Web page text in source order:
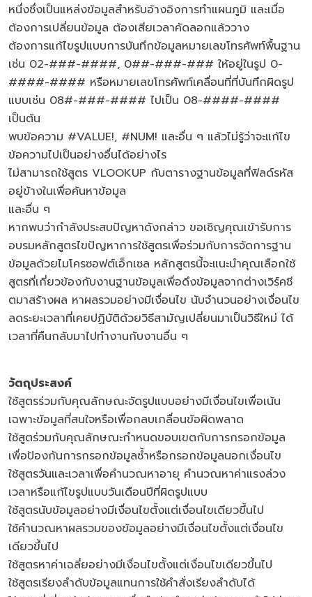
หนึ่งซึ่งเป็นแหล่งข้อมูลสำหรับอ้างอิงการทำแผนภูมิ และเมื่อ
ต้องการเปลี่ยนข้อมูล ต้องเสียเวลาคัดลอกแล้ววาง
ต้องการแก้ไขรูปแบบการบันทึกข้อมูลหมายเลขโทรศัพท์พื้นฐาน
เช่น 02-###-####, 0##-###-### ให้อยู่ในรูป 0-
####-#### หรือหมายเลขโทรศัพท์เคลื่อนที่ที่บันทึกผิดรูป
แบบเช่น 08#-###-#### ไปเป็น 08-####-####
เป็นต้น
พบข้อความ #VALUE!, #NUM! และอื่น ๆ แล้วไม่รู้ว่าจะแก้ไข
ข้อความไปเป็นอย่างอื่นได้อย่างไร
ไม่สามารถใช้สูตร VLOOKUP กับตารางฐานข้อมูลที่ฟิลด์รหัส
อยู่ข้างในเพื่อค้นหาข้อมูล
และอื่น ๆ
หากพบว่ากำลังประสบปัญหาดังกล่าว ขอเชิญคุณเข้ารับการ
อบรมหลักสูตรไขปัญหาการใช้สูตรเพื่อร่วมกับการจัดการฐาน
ข้อมูลด้วยไมโครซอฟต์เอ็กเซล หลักสูตรนี้จะแนะนำคุณเลือกใช้
สูตรที่เกี่ยวข้องกับงานฐานข้อมูลเพื่อดึงข้อมูลจากต่างเวิร์คชี
ตมาสร้างผล หาผลรวมอย่างมีเงื่อนไข นับจำนวนอย่างเงื่อนไข
ลดระยะเวลาที่เคยปฏิบัติด้วยวิธีสามัญเปลี่ยนมาเป็นวิธีใหม่ ได้
เวลาที่คืนกลับมาไปทำงานกับงานอื่น ๆ
วัตถุประสงค์
ใช้สูตรร่วมกับคุณลักษณะจัดรูปแบบอย่างมีเงื่อนไขเพื่อเน้น
เฉพาะข้อมูลที่สนใจหรือเพื่อกลบเกลื่อนข้อผิดพลาด
ใช้สูตร่วมกับคุณลักษณะกำหนดขอบเขตกับการกรอกข้อมูล
เพื่อป้องกันการกรอกข้อมูลซ้ำหรือกรอกข้อมูลนอกเงื่อนไข
ใช้สูตรวันและเวลาเพื่อคำนวณหาอายุ คำนวณหาค่าแรงล่วง
เวลาหรือแก้ไขรูปแบบวันเดือนปีที่ผิดรูปแบบ
ใช้สูตรนับข้อมูลอย่างมีเงื่อนไขตั้งแต่เงื่อนไขเดียวขึ้นไป
ใช้คำนวณหาผลรวมของข้อมูลอย่างมีเงื่อนไขตั้งแต่เงื่อนไข
เดียวขึ้นไป
ใช้สูตรหาค่าเฉลี่ยอย่างมีเงื่อนไขตั้งแต่เงื่อนไขเดียวขึ้นไป
ใช้สูตรเรียงลำดับข้อมูลแทนการใช้คำสั่งเรียงลำดับได้